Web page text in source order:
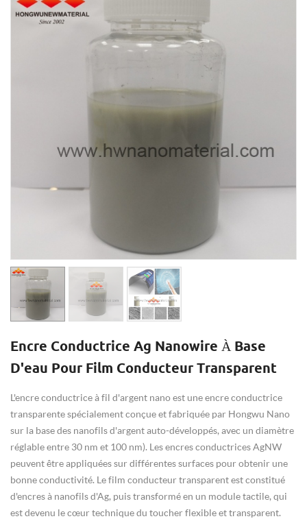
Encre Conductrice Ag Nanowire À Base
D'eau Pour Film Conducteur Transparent
L'encre conductrice à fil d'argent nano est une encre conductrice
transparente spécialement conçue et fabriquée par Hongwu Nano
sur la base des nanofils d'argent auto-développés, avec un diamètre
réglable entre 30 nm et 100 nm). Les encres conductrices AgNW
peuvent être appliquées sur différentes surfaces pour obtenir une
bonne conductivité. Le film conducteur transparent est constitué
d'encres à nanofils d'Ag, puis transformé en un module tactile, qui
est devenu le cœur technique du toucher flexible et transparent.